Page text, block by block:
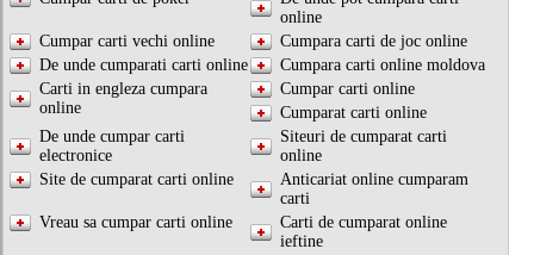
online
Cumpar carti vechi online
Cumpara carti de joc online
De unde cumparati carti online
Cumpara carti online moldova
Carti in engleza cumpara
online
Cumpar carti online
Cumparat carti online
De unde cumpar carti
electronice
Siteuri de cumparat carti
online
Site de cumparat carti online
Anticariat online cumparam
carti
Vreau sa cumpar carti online
Carti de cumparat online
ieftine